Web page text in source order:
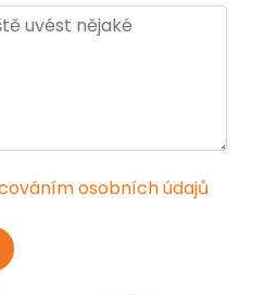
osobních údajů